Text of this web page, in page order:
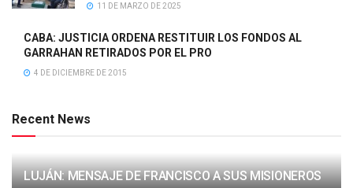
11 DE MARZO DE 2025
CABA: JUSTICIA ORDENA RESTITUIR LOS FONDOS AL
GARRAHAN RETIRADOS POR EL PRO
4 DE DICIEMBRE DE 2015
Recent News
LUJÁN: MENSAJE DE FRANCISCO A SUS MISIONEROS